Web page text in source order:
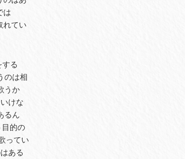
は
れてい
る
のは相
うか
けな
るん
目的の
ってい
ある